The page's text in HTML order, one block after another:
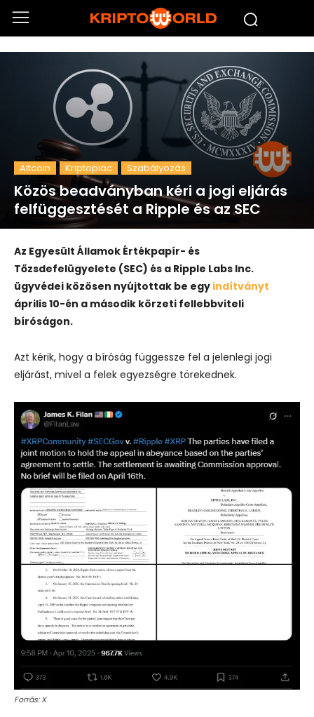
Altcoin Kriptopiac Szabályozás
Közös beadványban kéri a jogi eljárás
felfüggesztését a Ripple és az SEC
Az Egyesült Államok Értékpapír- és
Tőzsdefelügyelete (SEC) és a Ripple Labs Inc.
ügyvédei közösen nyújtottak be egy indítványt
április 10-én a második körzeti fellebbviteli
bíróságon.
Azt kérik, hogy a bíróság függessze fel a jelenlegi jogi
eljárást, mivel a felek egyezségre törekednek.
Forrás: X